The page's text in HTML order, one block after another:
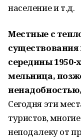
население и т.д.
Местные с
существования
середины 1950-
мельница,
Сегодня эти
туристов,
неподалеку от